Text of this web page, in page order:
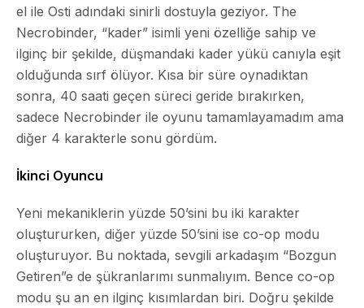
el ile Osti adındaki sinirli dostuyla geziyor. The
Necrobinder, “kader” isimli yeni özelliğe sahip ve
ilginç bir şekilde, düşmandaki kader yükü canıyla eşit
olduğunda sırf ölüyor. Kısa bir süre oynadıktan
sonra, 40 saati geçen süreci geride bırakırken,
sadece Necrobinder ile oyunu tamamlayamadım ama
diğer 4 karakterle sonu gördüm.
İkinci Oyuncu
Yeni mekaniklerin yüzde 50’sini bu iki karakter
oluştururken, diğer yüzde 50’sini ise co-op modu
oluşturuyor. Bu noktada, sevgili arkadaşım “Bozgun
Getiren”e de şükranlarımı sunmalıyım. Bence co-op
modu şu an en ilginç kısımlardan biri. Doğru şekilde